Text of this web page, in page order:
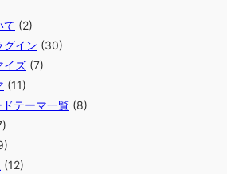
て (2)
グイン (30)
イズ (7)
(11)
テーマ一覧 (8)
(12)